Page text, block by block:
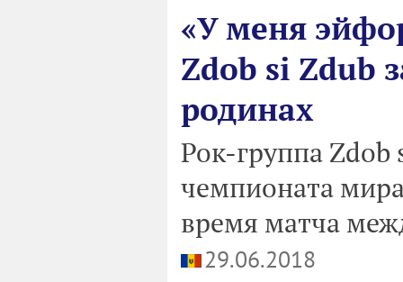
«У меня
Zdob si Zdub
родинах
Рок-группа
чемпионата
время матча
29.06.2018